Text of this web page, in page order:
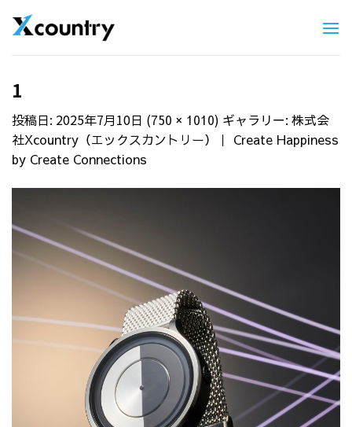
1
投稿日: 2025年7月10日 (750 × 1010) ギャラリー: 株式会
社Xcountry（エックスカントリー）｜ Create Happiness
by Create Connections